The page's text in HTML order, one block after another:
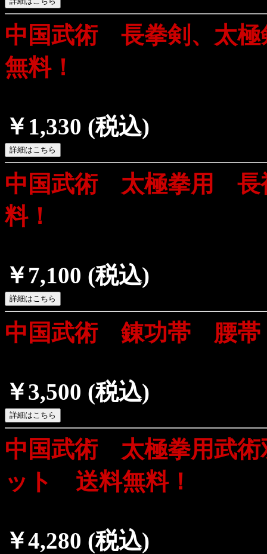
中国武術 長拳剣、太
無料！
￥1,330 (税込)
中国武術 太極拳用
料！
￥7,100 (税込)
中国武術 錬功帯 腰
￥3,500 (税込)
中国武術 太極拳用武
ット 送料無料！
￥4,280 (税込)